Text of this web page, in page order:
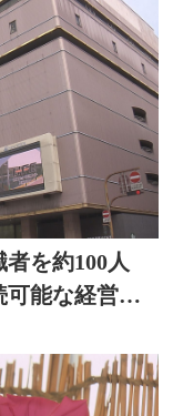
を約100人
能な経営体